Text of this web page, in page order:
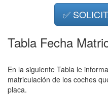
✅
Tabla Fecha
En la siguiente Tabla le
matriculación de los coches
placa.